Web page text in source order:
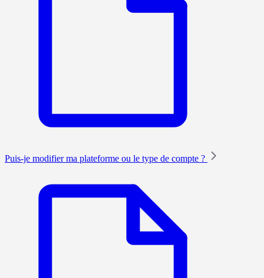
Puis-je modifier ma plateforme ou le type de compte ?